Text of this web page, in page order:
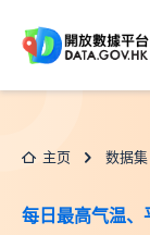
主页 数据集
每日最高气温